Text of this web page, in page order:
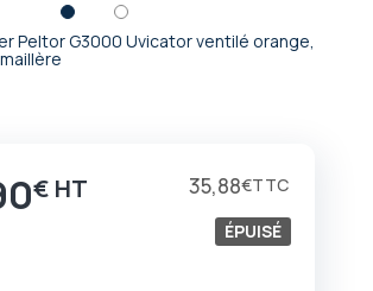
Peltor G3000 Uvicator ventilé orange,
€ 35,88€
ÉPUISÉ